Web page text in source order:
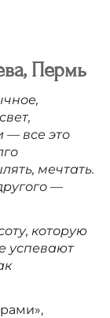
Пермь
— все это
мечтать.
—
которую
успевают